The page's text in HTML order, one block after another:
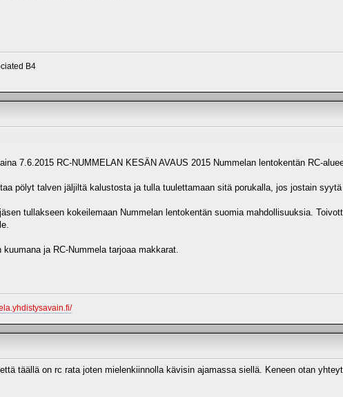
B4
7.6.2015 RC-NUMMELAN KESÄN AVAUS 2015 Nummelan lentokentän RC-
pölyt talven jäljiltä kalustosta ja tulla tuulettamaan sitä porukalla, jos jostain
tullakseen kokeilemaan Nummelan lentokentän suomia mahdollisuuksia.
ja RC-Nummela tarjoaa makkarat.
täällä on rc rata joten mielenkiinnolla kävisin ajamassa siellä. Keneen otan